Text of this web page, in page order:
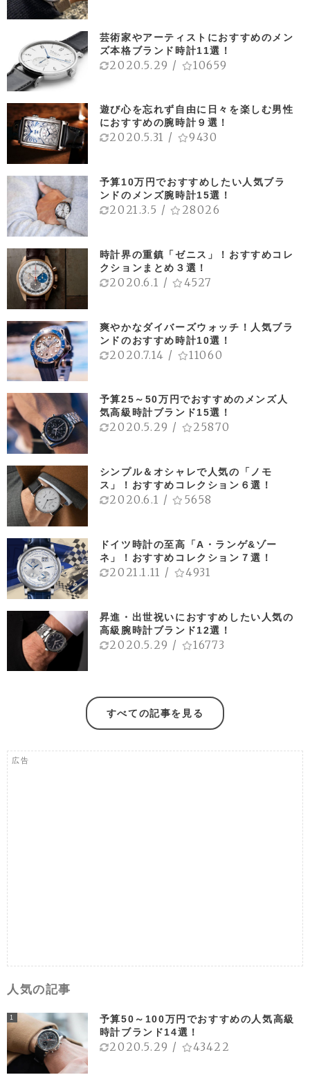
芸術家やアーティストにおすすめのメン
ズ本格ブランド時計11選！
2020.5.29 / 10659
遊び心を忘れず自由に日々を楽しむ男性
におすすめの腕時計９選！
2020.5.31 / 9430
予算10万円でおすすめしたい人気ブラ
ンドのメンズ腕時計15選！
2021.3.5 / 28026
時計界の重鎮「ゼニス」！おすすめコレ
クションまとめ３選！
2020.6.1 / 4527
爽やかなダイバーズウォッチ！人気ブラ
ンドのおすすめ時計10選！
2020.7.14 / 11060
予算25～50万円でおすすめのメンズ人
気高級時計ブランド15選！
2020.5.29 / 25870
シンプル＆オシャレで人気の「ノモ
ス」！おすすめコレクション６選！
2020.6.1 / 5658
ドイツ時計の至高「A・ランゲ&ゾー
ネ」！おすすめコレクション７選！
2021.1.11 / 4931
昇進・出世祝いにおすすめしたい人気の
高級腕時計ブランド12選！
2020.5.29 / 16773
すべての記事を見る
広告
人気の記事
1
予算50～100万円でおすすめの人気高級
時計ブランド14選！
2020.5.29 / 43422